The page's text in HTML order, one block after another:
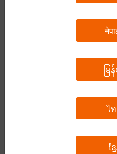
面
自由
မြ
ไ
ខ្ម